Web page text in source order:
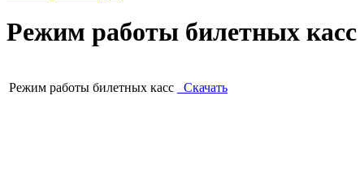
Режим работы билетных касс
Режим работы билетных касс Скачать